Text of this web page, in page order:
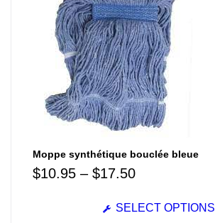
Moppe synthétique bouclée bleue
$10.95 – $17.50
SELECT OPTIONS